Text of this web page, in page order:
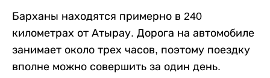
Барханы находятся примерно в 240
километрах от Атырау. Дорога на автомобиле
занимает около трех часов, поэтому поездку
вполне можно совершить за один день.